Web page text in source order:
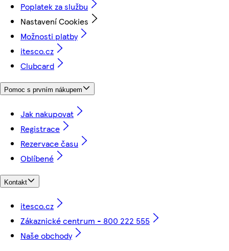
Poplatek za službu
Nastavení Cookies
Možnosti platby
itesco.cz
Clubcard
Pomoc s prvním nákupem
Jak nakupovat
Registrace
Rezervace času
Oblíbené
Kontakt
itesco.cz
Zákaznické centrum - 800 222 555
Naše obchody